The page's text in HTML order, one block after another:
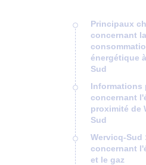
Principaux
concernant la
énergétique
Sud
Informations
concernant
proximité de
Sud
Wervicq-Sud
concernant
et le gaz